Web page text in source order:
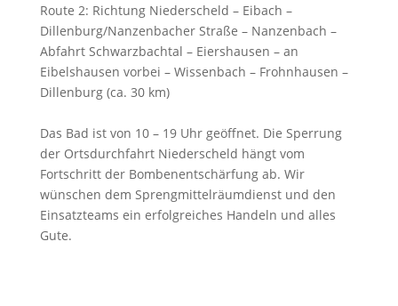
Route 2: Richtung Niederscheld – Eibach –
Dillenburg/Nanzenbacher Straße – Nanzenbach –
Abfahrt Schwarzbachtal – Eiershausen – an
Eibelshausen vorbei – Wissenbach – Frohnhausen –
Dillenburg (ca. 30 km)
Das Bad ist von 10 – 19 Uhr geöffnet. Die Sperrung
der Ortsdurchfahrt Niederscheld hängt vom
Fortschritt der Bombenentschärfung ab. Wir
wünschen dem Sprengmittelräumdienst und den
Einsatzteams ein erfolgreiches Handeln und alles
Gute.